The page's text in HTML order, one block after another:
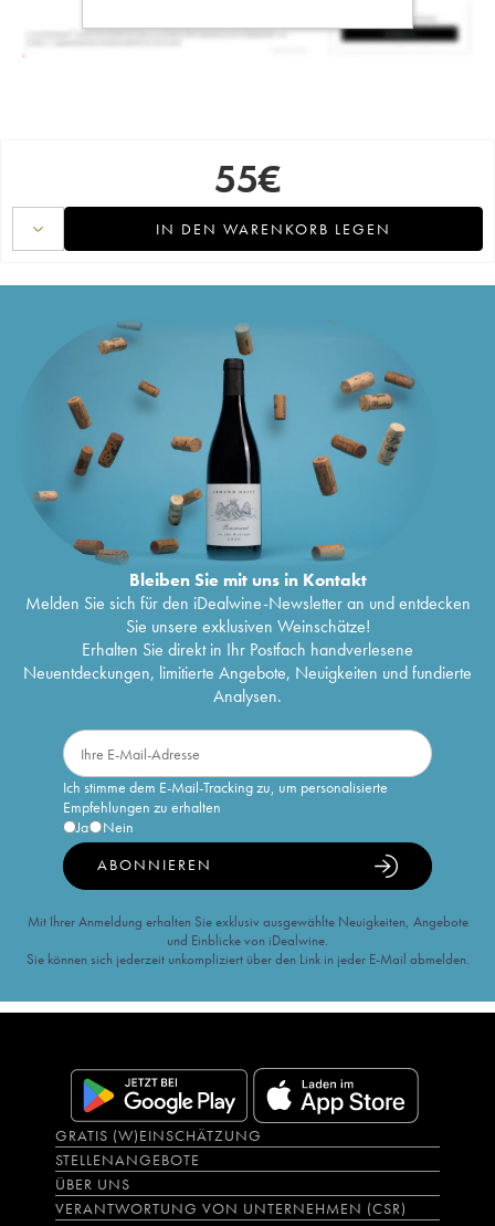
55€
IN DEN WARENKORB LEGEN
Bleiben Sie mit uns in Kontakt
Melden Sie sich für den iDealwine-Newsletter an und entdecken
Sie unsere exklusiven Weinschätze!
Erhalten Sie direkt in Ihr Postfach handverlesene
Neuentdeckungen, limitierte Angebote, Neuigkeiten und fundierte
Analysen.
Ich stimme dem E-Mail-Tracking zu, um personalisierte
Empfehlungen zu erhalten
Ja
Nein
ABONNIEREN
Mit Ihrer Anmeldung erhalten Sie exklusiv ausgewählte Neuigkeiten, Angebote
und Einblicke von iDealwine.
Sie können sich jederzeit unkompliziert über den Link in jeder E-Mail abmelden.
GRATIS (W)EINSCHÄTZUNG
STELLENANGEBOTE
ÜBER UNS
VERANTWORTUNG VON UNTERNEHMEN (CSR)